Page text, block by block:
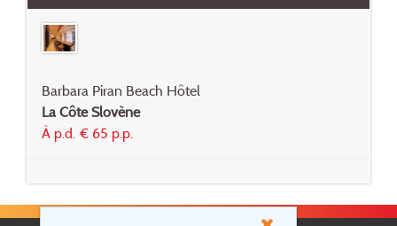
Barbara Piran Beach Hôtel
La Côte Slovène
À p.d. € 65 p.p.